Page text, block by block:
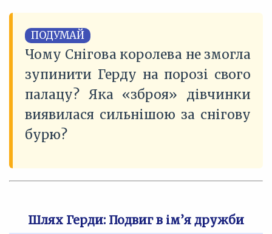
ПОДУМАЙ
Чому Снігова королева не змогла
зупинити Герду на порозі свого
палацу? Яка «зброя» дівчинки
виявилася сильнішою за снігову
бурю?
Шлях Герди: Подвиг в ім’я дружби